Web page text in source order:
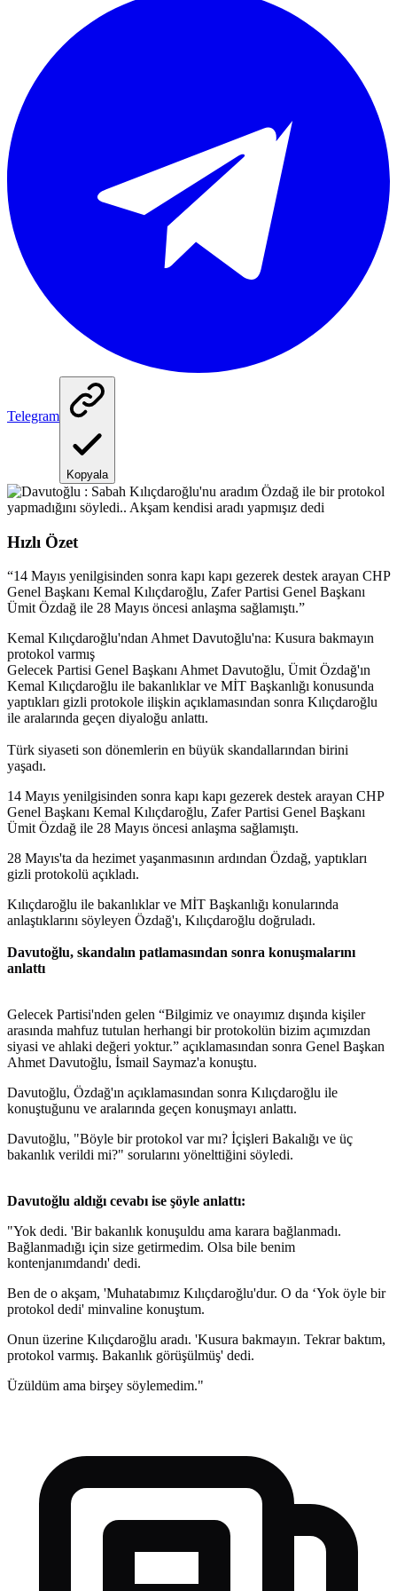
Telegram
Kopyala
Hızlı Özet
“14 Mayıs yenilgisinden sonra kapı kapı gezerek destek arayan CHP
Genel Başkanı Kemal Kılıçdaroğlu, Zafer Partisi Genel Başkanı
Ümit Özdağ ile 28 Mayıs öncesi anlaşma sağlamıştı.”
Kemal Kılıçdaroğlu'ndan Ahmet Davutoğlu'na: Kusura bakmayın
protokol varmış
Gelecek Partisi Genel Başkanı Ahmet Davutoğlu, Ümit Özdağ'ın
Kemal Kılıçdaroğlu ile bakanlıklar ve MİT Başkanlığı konusunda
yaptıkları gizli protokole ilişkin açıklamasından sonra Kılıçdaroğlu
ile aralarında geçen diyaloğu anlattı.
Türk siyaseti son dönemlerin en büyük skandallarından birini
yaşadı.
14 Mayıs yenilgisinden sonra kapı kapı gezerek destek arayan CHP
Genel Başkanı Kemal Kılıçdaroğlu, Zafer Partisi Genel Başkanı
Ümit Özdağ ile 28 Mayıs öncesi anlaşma sağlamıştı.
28 Mayıs'ta da hezimet yaşanmasının ardından Özdağ, yaptıkları
gizli protokolü açıkladı.
Kılıçdaroğlu ile bakanlıklar ve MİT Başkanlığı konularında
anlaştıklarını söyleyen Özdağ'ı, Kılıçdaroğlu doğruladı.
Davutoğlu, skandalın patlamasından sonra konuşmalarını
anlattı
Gelecek Partisi'nden gelen “Bilgimiz ve onayımız dışında kişiler
arasında mahfuz tutulan herhangi bir protokolün bizim açımızdan
siyasi ve ahlaki değeri yoktur.” açıklamasından sonra Genel Başkan
Ahmet Davutoğlu, İsmail Saymaz'a konuştu.
Davutoğlu, Özdağ'ın açıklamasından sonra Kılıçdaroğlu ile
konuştuğunu ve aralarında geçen konuşmayı anlattı.
Davutoğlu, "Böyle bir protokol var mı? İçişleri Bakalığı ve üç
bakanlık verildi mi?" sorularını yönelttiğini söyledi.
Davutoğlu aldığı cevabı ise şöyle anlattı:
"Yok dedi. 'Bir bakanlık konuşuldu ama karara bağlanmadı.
Bağlanmadığı için size getirmedim. Olsa bile benim
kontenjanımdandı' dedi.
Ben de o akşam, 'Muhatabımız Kılıçdaroğlu'dur. O da ‘Yok öyle bir
protokol dedi' minvaline konuştum.
Onun üzerine Kılıçdaroğlu aradı. 'Ku­sura bakmayın. Tekrar baktım,
protokol varmış. Bakanlık görüşülmüş' dedi.
Üzüldüm ama birşey söylemedim."